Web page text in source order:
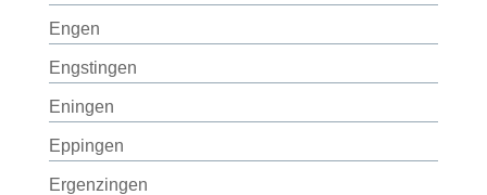
Engen
Engstingen
Eningen
Eppingen
Ergenzingen